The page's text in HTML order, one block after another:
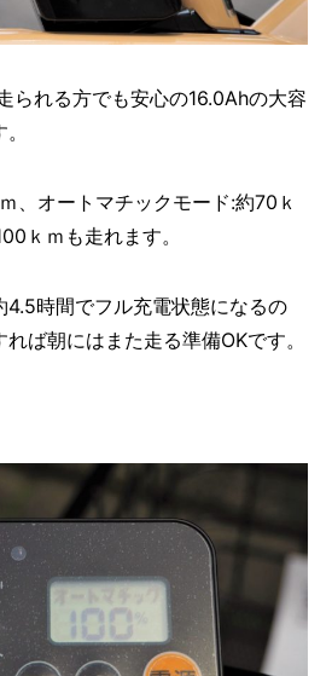
られる方でも安心の16.0Ahの大容
、オートマチックモード:約70ｋ
ｋｍも走れます。
4.5時間でフル充電状態になるの
ば朝にはまた走る準備OKです。